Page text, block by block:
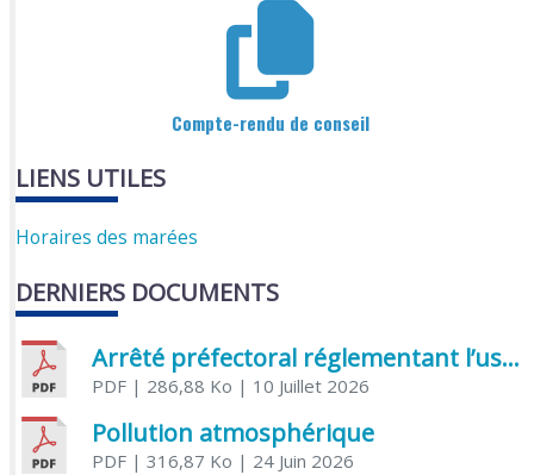
Compte-rendu de conseil
LIENS UTILES
Horaires des marées
DERNIERS DOCUMENTS
Arrêté préfectoral réglementant l’usage de l’eau
PDF| 286,88 Ko | 10 Juillet 2026
Pollution atmosphérique
PDF| 316,87 Ko | 24 Juin 2026